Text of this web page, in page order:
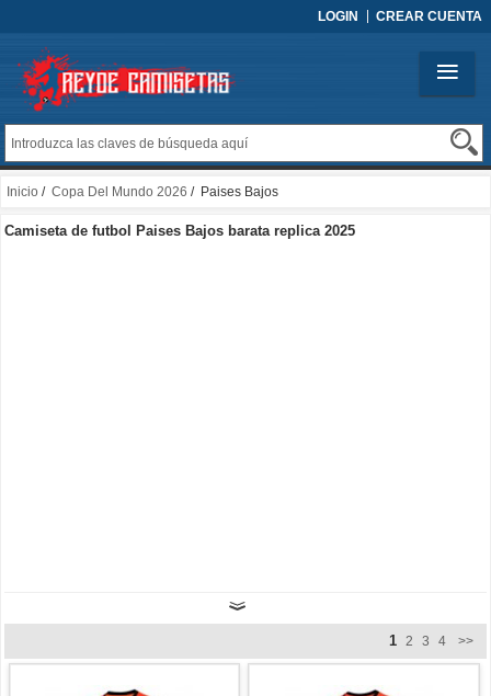
LOGIN CREAR CUENTA
Inicio / Copa Del Mundo 2026 / Paises Bajos
Camiseta de futbol Paises Bajos barata replica 2025
1 2 3 4 >>